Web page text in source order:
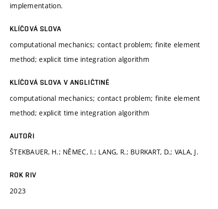
implementation.
KLÍČOVÁ SLOVA
computational mechanics; contact problem; finite element
method; explicit time integration algorithm
KLÍČOVÁ SLOVA V ANGLIČTINĚ
computational mechanics; contact problem; finite element
method; explicit time integration algorithm
AUTOŘI
ŠTEKBAUER, H.; NĚMEC, I.; LANG, R.; BURKART, D.; VALA, J.
ROK RIV
2023